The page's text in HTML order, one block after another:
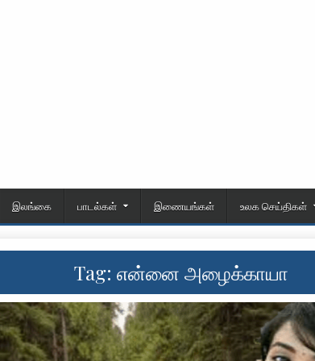
இலங்கை பாடல்கள் இணையங்கள் உலக செய்திகள்
Tag:என்னை அழைக்காயா